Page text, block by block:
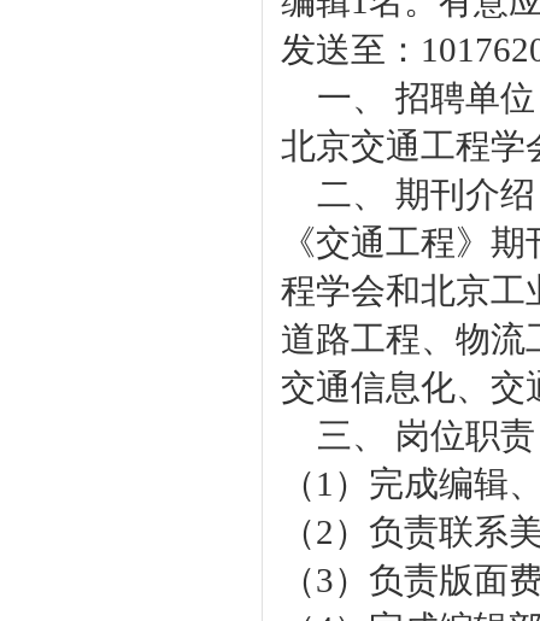
发送至：
一、 招聘单位
北京交通工程学
二、 期刊介绍
《交通工程》 期
程学会和北京工
道路工程、物流
交通信息化、交
三、 岗位职责
（1）完成编辑
（2）负责联系
（3）负责版面